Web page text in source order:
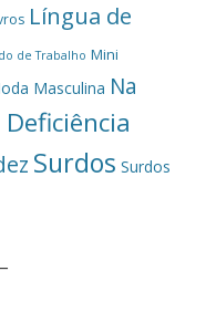
Língua de
de Trabalho Mini
Masculina Na
Surdos Surdos